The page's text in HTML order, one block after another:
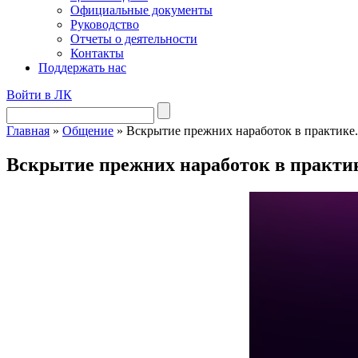
Официальные документы
Руководство
Отчеты о деятельности
Контакты
Поддержать нас
Войти в ЛК
Главная » Общение » Вскрытие прежних наработок в практике.
Вскрытие прежних наработок в